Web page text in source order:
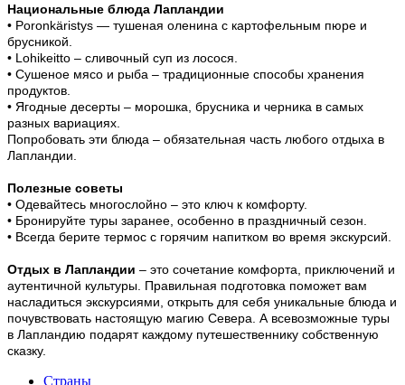
Национальные блюда Лапландии
• Poronkäristys — тушеная оленина с картофельным пюре и
брусникой.
• Lohikeitto – сливочный суп из лосося.
• Сушеное мясо и рыба – традиционные способы хранения
продуктов.
• Ягодные десерты – морошка, брусника и черника в самых
разных вариациях.
Попробовать эти блюда – обязательная часть любого отдыха в
Лапландии.
Полезные советы
• Одевайтесь многослойно – это ключ к комфорту.
• Бронируйте туры заранее, особенно в праздничный сезон.
• Всегда берите термос с горячим напитком во время экскурсий.
Отдых в Лапландии – это сочетание комфорта, приключений и
аутентичной культуры. Правильная подготовка поможет вам
насладиться экскурсиями, открыть для себя уникальные блюда и
почувствовать настоящую магию Севера. А всевозможные туры
в Лапландию подарят каждому путешественнику собственную
сказку.
Страны